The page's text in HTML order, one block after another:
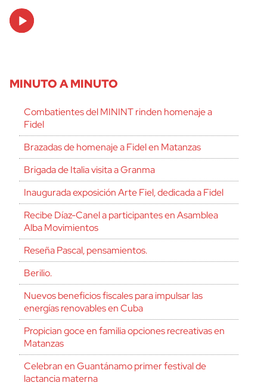
Audio
Player
MINUTO A MINUTO
Combatientes del MININT rinden homenaje a
Fidel
Brazadas de homenaje a Fidel en Matanzas
Brigada de Italia visita a Granma
Inaugurada exposición Arte Fiel, dedicada a Fidel
Recibe Díaz-Canel a participantes en Asamblea
Alba Movimientos
Reseña Pascal, pensamientos.
Berilio.
Nuevos beneficios fiscales para impulsar las
energías renovables en Cuba
Propician goce en familia opciones recreativas en
Matanzas
Celebran en Guantánamo primer festival de
lactancia materna